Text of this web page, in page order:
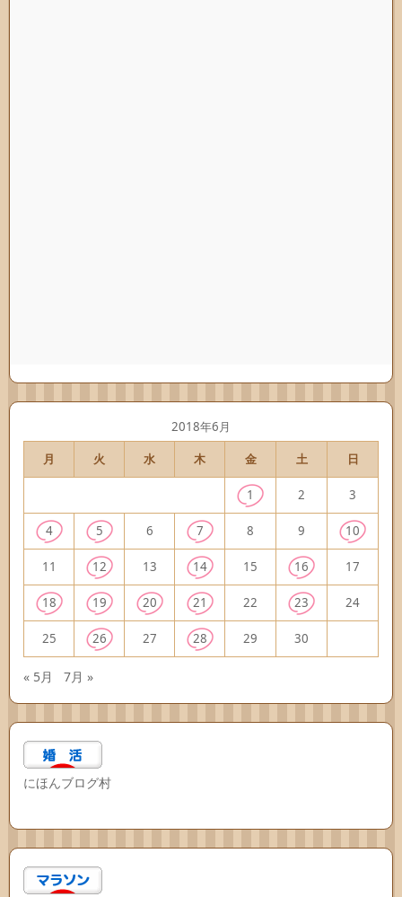
2018年6月
月
火 水 木 金 土 日
1 2 3
4 5 6 7 8 9 10
11 12 13 14 15 16 17
18 19 20 21 22 23 24
25 26 27 28 29 30
« 5月 7月 »
にほんブログ村